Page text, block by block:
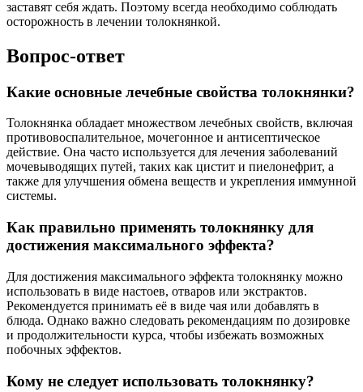
заставят себя ждать. Поэтому всегда необходимо соблюдать
осторожность в лечении толокнянкой.
Вопрос-ответ
Какие основные лечебные свойства толокнянки?
Толокнянка обладает множеством лечебных свойств, включая
противовоспалительное, мочегонное и антисептическое
действие. Она часто используется для лечения заболеваний
мочевыводящих путей, таких как цистит и пиелонефрит, а
также для улучшения обмена веществ и укрепления иммунной
системы.
Как правильно применять толокнянку для
достижения максимального эффекта?
Для достижения максимального эффекта толокнянку можно
использовать в виде настоев, отваров или экстрактов.
Рекомендуется принимать её в виде чая или добавлять в
блюда. Однако важно следовать рекомендациям по дозировке
и продолжительности курса, чтобы избежать возможных
побочных эффектов.
Кому не следует использовать толокнянку?